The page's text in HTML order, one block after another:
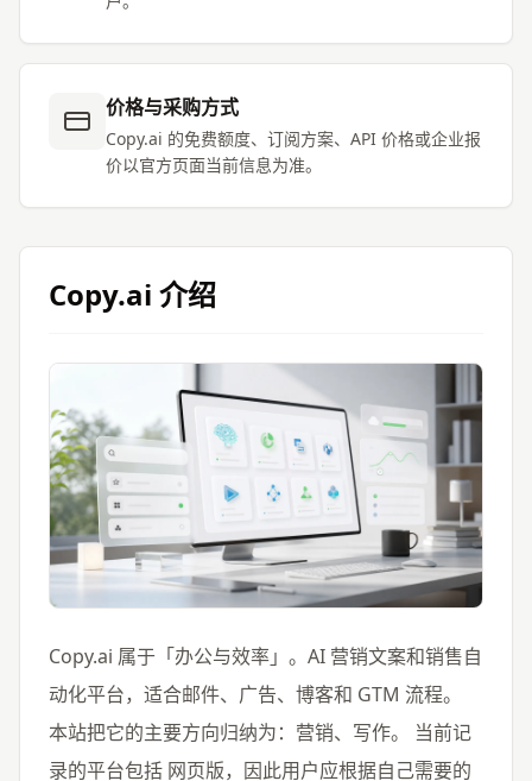
价格与采购方式
Copy.ai 的免费额度、订阅方案、API 价格或企业报
价以官方页面当前信息为准。
Copy.ai 介绍
Copy.ai 属于「办公与效率」。AI 营销文案和销售自
动化平台，适合邮件、广告、博客和 GTM 流程。
本站把它的主要方向归纳为：营销、写作。 当前记
录的平台包括 网页版，因此用户应根据自己需要的